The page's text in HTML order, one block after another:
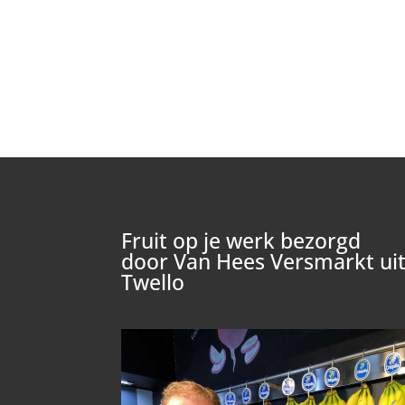
Fruit op je werk bezorgd
door Van Hees Versmarkt
Twello